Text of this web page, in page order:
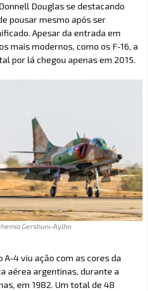
Douglas se destacando
pousar mesmo após ser
Apesar da entrada em
mais modernos, como os F-16, a
por lá chegou apenas em 2015.
Gershuni-Aylho
A-4 viu ação com as cores da
aérea argentinas, durante a
em 1982. Um total de 48